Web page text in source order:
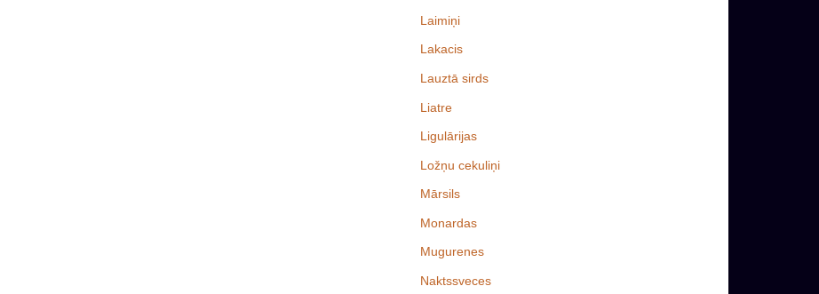
Laimiņi
Lakacis
Lauztā sirds
Liatre
Ligulārijas
Ložņu cekuliņi
Mārsils
Monardas
Mugurenes
Naktssveces